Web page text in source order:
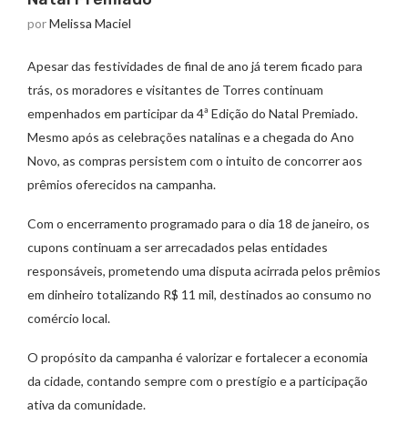
porMelissa Maciel
Apesar das festividades de final de ano já terem ficado para
trás, os moradores e visitantes de Torres continuam
empenhados em participar da 4ª Edição do Natal Premiado.
Mesmo após as celebrações natalinas e a chegada do Ano
Novo, as compras persistem com o intuito de concorrer aos
prêmios oferecidos na campanha.
Com o encerramento programado para o dia 18 de janeiro, os
cupons continuam a ser arrecadados pelas entidades
responsáveis, prometendo uma disputa acirrada pelos prêmios
em dinheiro totalizando R$ 11 mil, destinados ao consumo no
comércio local.
O propósito da campanha é valorizar e fortalecer a economia
da cidade, contando sempre com o prestígio e a participação
ativa da comunidade.